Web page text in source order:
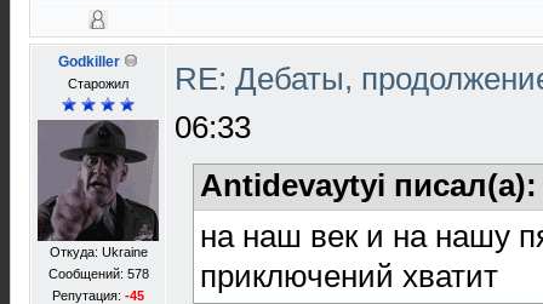
Godkiller
Старожил
Откуда: Ukraine
Сообщений: 578
Репутация: -45
RE: Дебаты,
06:33
Antidevaytyi
на наш век и на нашу
приключений хватит